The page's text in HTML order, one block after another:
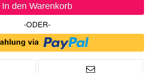
In den Warenkorb
-ODER-